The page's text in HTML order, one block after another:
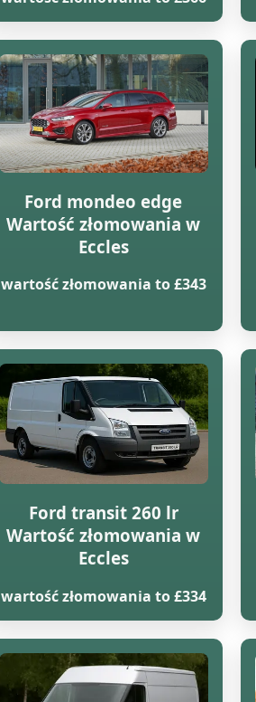
Ford mondeo edge
Wartość złomowania w
Eccles
wartość złomowania to £343
Ford transit 260 lr
Wartość złomowania w
Eccles
wartość złomowania to £334